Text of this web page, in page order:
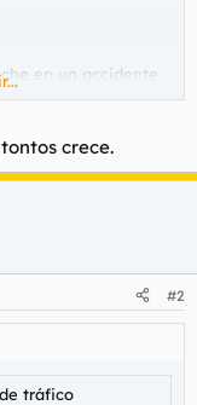
en un accidente
que circulaba
Emergencias-112.
conductor
sus dos hijos de
sus vidas al
crece.
#2
tráfico